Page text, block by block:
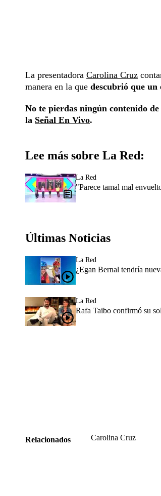
La presentadora Carolina Cruz
manera en la que descubrió que un
No te pierdas ningún contenido de
la Señal En Vivo.
Lee más sobre La Red:
La Red
"Parece tamal mal
Últimas Noticias
La Red
¿Egan Bernal tendría
La Red
Rafa Taibo confirmó su
Relacionados Carolina Cruz